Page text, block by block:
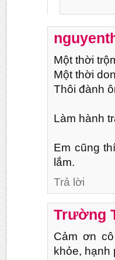
Một thời
Một thời
Thôi đành
Làm hành
Em cũng
lắm.
Trả lời
Trường
Cảm ơn
khỏe, hạnh